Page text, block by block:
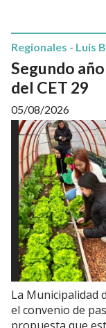
Segundo
del CET 29
Regionales - Luis
05/08/2026
La Municipalidad
el convenio de